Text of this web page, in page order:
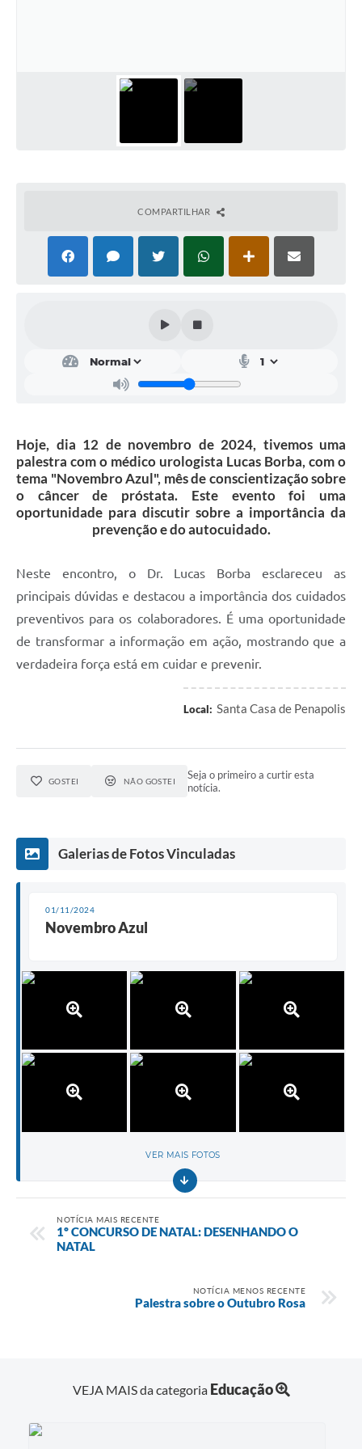
COMPARTILHAR
Hoje, dia 12 de novembro de 2024, tivemos uma
palestra com o médico urologista Lucas Borba, com o
tema "Novembro Azul", mês de conscientização sobre
o câncer de próstata. Este evento foi uma
oportunidade para discutir sobre a importância da
prevenção e do autocuidado.
Neste encontro, o Dr. Lucas Borba esclareceu as
principais dúvidas e destacou a importância dos cuidados
preventivos para os colaboradores. É uma oportunidade
de transformar a informação em ação, mostrando que a
verdadeira força está em cuidar e prevenir.
Local: Santa Casa de Penapolis
GOSTEI NÃO GOSTEI
Seja o primeiro a curtir esta
notícia.
Galerias de Fotos Vinculadas
01/11/2024
Novembro Azul
VER MAIS FOTOS
NOTÍCIA MAIS RECENTE
1º CONCURSO DE NATAL: DESENHANDO O
NATAL
NOTÍCIA MENOS RECENTE
Palestra sobre o Outubro Rosa
VEJA MAIS da categoria Educação